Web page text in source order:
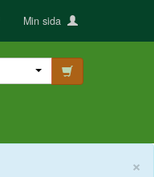
Min sida
×